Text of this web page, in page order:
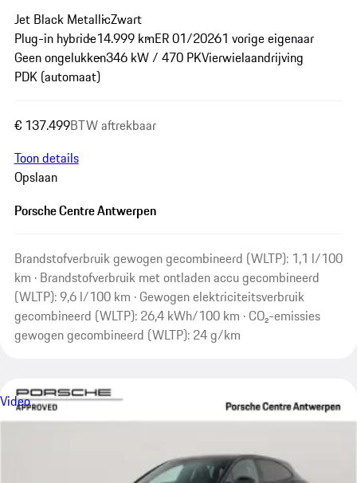
Jet Black MetallicZwart
Plug-in hybride14.999 kmER 01/20261 vorige eigenaar
Geen ongelukken346 kW / 470 PKVierwielaandrijving
PDK (automaat)
€ 137.499BTW aftrekbaar
Toon details
Opslaan
Porsche Centre Antwerpen
Brandstofverbruik gewogen gecombineerd (WLTP): 1,1 l/100
km · Brandstofverbruik met ontladen accu gecombineerd
(WLTP): 9,6 l/100 km · Gewogen elektriciteitsverbruik
gecombineerd (WLTP): 26,4 kWh/100 km · CO₂-emissies
gewogen gecombineerd (WLTP): 24 g/km
Video